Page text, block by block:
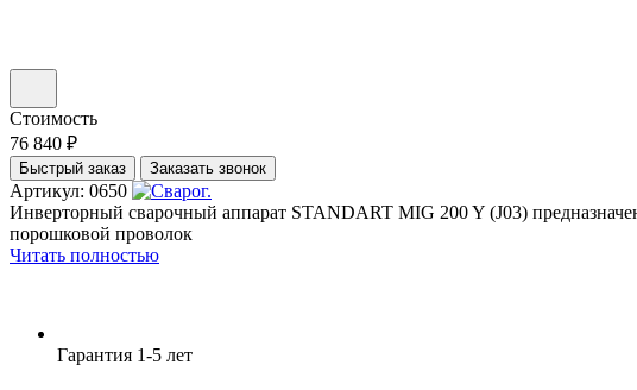
Стоимость
76 840 ₽
Быстрый заказ Заказать звонок
Артикул: 0650
Инверторный сварочный аппарат STANDART MIG 200 Y (J03)
порошковой проволок
Читать полностью
Гарантия 1-5 лет